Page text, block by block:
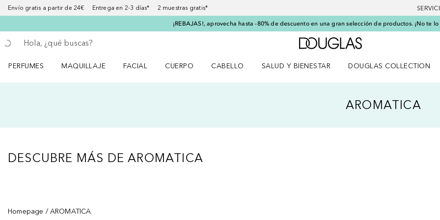
Envío gratis a partir de 24€ Entrega en 2-3 días* 2 muestras gratis*
¡REBAJAS!, aprovecha hasta -80% de descuento en una gran selección de productos. ¡No te
Regresar
Ejecutar búsqueda
A Douglas Home
PERFUMES
MAQUILLAJE
FACIAL
CUERPO
CABELLO
SALUD Y BIENESTAR
DOUGLAS COLLECTION
AROMATICA
DESCUBRE MÁS DE AROMATICA
Homepage AROMATICA